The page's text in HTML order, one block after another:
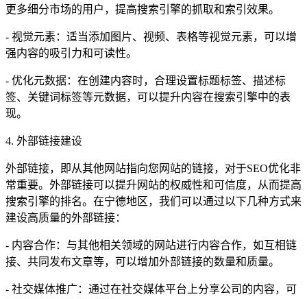
更多细分市场的用户，提高搜索引擎的抓取和索引效果。
- 视觉元素：适当添加图片、视频、表格等视觉元素，可以增
强内容的吸引力和可读性。
- 优化元数据：在创建内容时，合理设置标题标签、描述标
签、关键词标签等元数据，可以提升内容在搜索引擎中的表
现。
4. 外部链接建设
外部链接，即从其他网站指向您网站的链接，对于SEO优化非
常重要。外部链接可以提升网站的权威性和可信度，从而提高
搜索引擎的排名。在宁德地区，我们可以通过以下几种方式来
建设高质量的外部链接：
- 内容合作：与其他相关领域的网站进行内容合作，如互相链
接、共同发布文章等，可以增加外部链接的数量和质量。
- 社交媒体推广：通过在社交媒体平台上分享公司的内容，可